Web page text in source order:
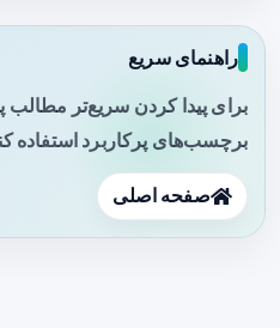
راهنمای سریع
برای پیدا کردن سریع‌تر مطالب
برچسب‌های پرکاربرد استفاده
صفحه اصلی